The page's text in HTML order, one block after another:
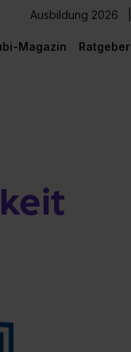
Ausbildung 2026
Magazin Ratgeber